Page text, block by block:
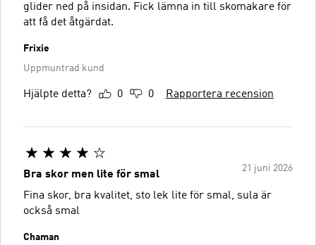
glider ned på insidan. Fick lämna in till skomakare för
att få det åtgärdat.
Frixie
Uppmuntrad kund
Hjälpte detta? 0 0 Rapportera recension
21 juni 2026
Bra skor men lite för smal
Fina skor, bra kvalitet, sto lek lite för smal, sula är
också smal
Chaman